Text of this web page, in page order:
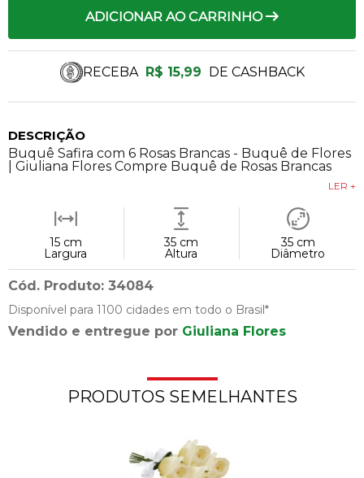
DESCRIÇÃO
Buquê Safira com 6 Rosas Brancas - Buquê de Flores
| Giuliana Flores Compre Buquê de Rosas Brancas
LER +
15 cm
Largura
35 cm
Altura
35 cm
Diâmetro
Cód. Produto: 34084
Disponível para 1100 cidades em todo o Brasil*
Vendido e entregue por Giuliana Flores
RECEBA R$ 15,99 DE CASHBACK
ADICIONAR AO CARRINHO
PRODUTOS SEMELHANTES